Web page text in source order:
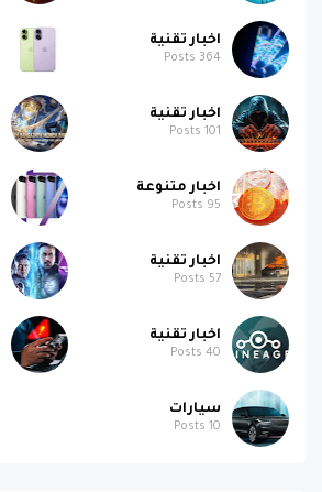
اخبار تقنية
364
اخبار تقنية
101
اخبار متنوعة
95
اخبار تقنية
57
اخبار تقنية
40
سيارات
10